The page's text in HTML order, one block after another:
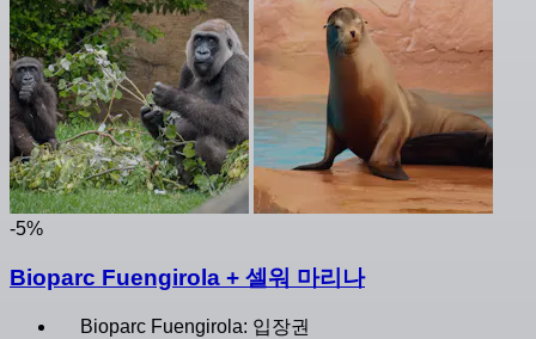
-5%
Bioparc Fuengirola + 셀워 마리나
Bioparc Fuengirola: 입장권